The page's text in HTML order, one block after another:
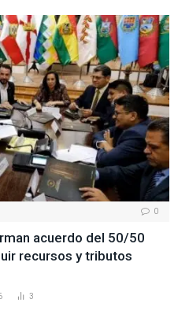
0
acuerdo del 50/50
recursos y tributos
3